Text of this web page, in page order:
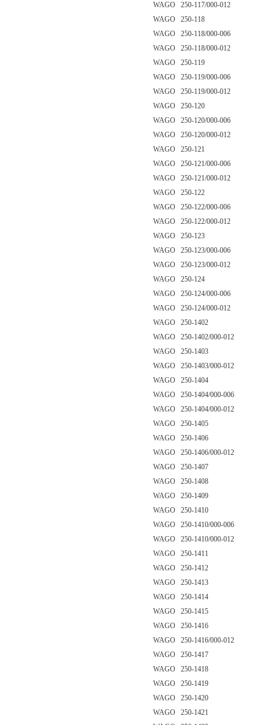
WAGO 250-117/000-012
WAGO 250-118
WAGO 250-118/000-006
WAGO 250-118/000-012
WAGO 250-119
WAGO 250-119/000-006
WAGO 250-119/000-012
WAGO 250-120
WAGO 250-120/000-006
WAGO 250-120/000-012
WAGO 250-121
WAGO 250-121/000-006
WAGO 250-121/000-012
WAGO 250-122
WAGO 250-122/000-006
WAGO 250-122/000-012
WAGO 250-123
WAGO 250-123/000-006
WAGO 250-123/000-012
WAGO 250-124
WAGO 250-124/000-006
WAGO 250-124/000-012
WAGO 250-1402
WAGO 250-1402/000-012
WAGO 250-1403
WAGO 250-1403/000-012
WAGO 250-1404
WAGO 250-1404/000-006
WAGO 250-1404/000-012
WAGO 250-1405
WAGO 250-1406
WAGO 250-1406/000-012
WAGO 250-1407
WAGO 250-1408
WAGO 250-1409
WAGO 250-1410
WAGO 250-1410/000-006
WAGO 250-1410/000-012
WAGO 250-1411
WAGO 250-1412
WAGO 250-1413
WAGO 250-1414
WAGO 250-1415
WAGO 250-1416
WAGO 250-1416/000-012
WAGO 250-1417
WAGO 250-1418
WAGO 250-1419
WAGO 250-1420
WAGO 250-1421